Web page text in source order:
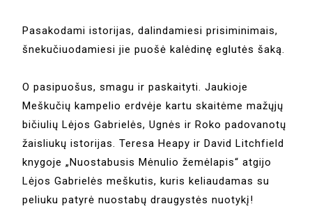
Pasakodami istorijas, dalindamiesi prisiminimais,
šnekučiuodamiesi jie puošė kalėdinę eglutės šaką.
O pasipuošus, smagu ir paskaityti. Jaukioje
Meškučių kampelio erdvėje kartu skaitėme mažųjų
bičiulių Lėjos Gabrielės, Ugnės ir Roko padovanotų
žaisliukų istorijas. Teresa Heapy ir David Litchfield
knygoje „Nuostabusis Mėnulio žemėlapis“ atgijo
Lėjos Gabrielės meškutis, kuris keliaudamas su
peliuku patyrė nuostabų draugystės nuotykį!